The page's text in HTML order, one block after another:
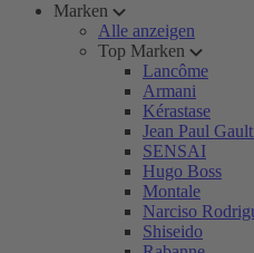
Marken
Alle anzeigen
Top Marken
Lancôme
Armani
Kérastase
Jean Paul
SENSAI
Hugo Boss
Montale
Narciso
Shiseido